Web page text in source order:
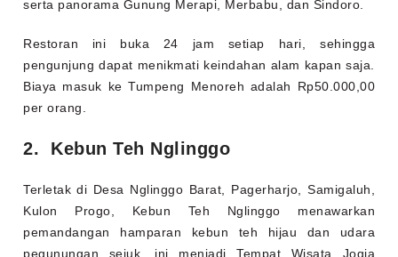
serta panorama Gunung Merapi, Merbabu, dan Sindoro.
Restoran ini buka 24 jam setiap hari, sehingga
pengunjung dapat menikmati keindahan alam kapan saja.
Biaya masuk ke Tumpeng Menoreh adalah Rp50.000,00
per orang.
2. Kebun Teh Nglinggo
Terletak di Desa Nglinggo Barat, Pagerharjo, Samigaluh,
Kulon Progo, Kebun Teh Nglinggo menawarkan
pemandangan hamparan kebun teh hijau dan udara
pegunungan sejuk, ini menjadi Tempat Wisata Jogja